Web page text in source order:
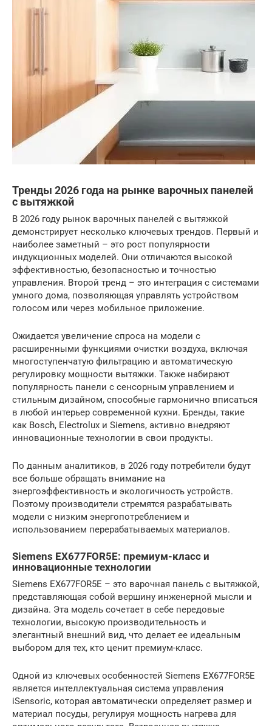
Тренды 2026 года на рынке варочных панелей
с вытяжкой
В 2026 году рынок варочных панелей с вытяжкой
демонстрирует несколько ключевых трендов. Первый и
наиболее заметный – это рост популярности
индукционных моделей. Они отличаются высокой
эффективностью, безопасностью и точностью
управления. Второй тренд – это интеграция с системами
умного дома, позволяющая управлять устройством
голосом или через мобильное приложение.
Ожидается увеличение спроса на модели с
расширенными функциями очистки воздуха, включая
многоступенчатую фильтрацию и автоматическую
регулировку мощности вытяжки. Также набирают
популярность панели с сенсорным управлением и
стильным дизайном, способные гармонично вписаться
в любой интерьер современной кухни. Бренды, такие
как Bosch, Electrolux и Siemens, активно внедряют
инновационные технологии в свои продукты.
По данным аналитиков, в 2026 году потребители будут
все больше обращать внимание на
энергоэффективность и экологичность устройств.
Поэтому производители стремятся разрабатывать
модели с низким энергопотреблением и
использованием перерабатываемых материалов.
Siemens EX677FOR5E: премиум-класс и
инновационные технологии
Siemens EX677FOR5E – это варочная панель с вытяжкой,
представляющая собой вершину инженерной мысли и
дизайна. Эта модель сочетает в себе передовые
технологии, высокую производительность и
элегантный внешний вид, что делает ее идеальным
выбором для тех, кто ценит премиум-класс.
Одной из ключевых особенностей Siemens EX677FOR5E
является интеллектуальная система управления
iSensoric, которая автоматически определяет размер и
материал посуды, регулируя мощность нагрева для